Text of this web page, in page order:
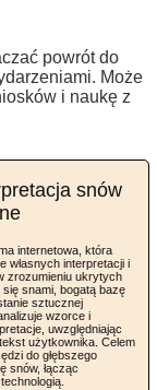
powrót do
Może
i naukę z
snów
internetowa, która
własnych interpretacji i
zrozumieniu ukrytych
snami, bogatą bazę
sztucznej
wzorce i
uwzględniając
użytkownika. Celem
do głębszego
snów, łącząc